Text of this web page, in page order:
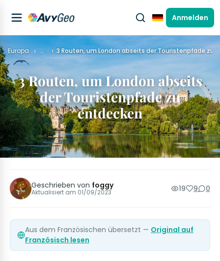
DeutschAnmelden
Europa … 3 Routen, um London abseits der Touristenpfade zu
3 Routen, um London abseits
der Touristenpfade zu
entdecken
Geschrieben von foggy
Aktualisiert am 01/09/2023 19 9 0
Aus dem Französischen übersetzt — Original auf
Französisch lesen